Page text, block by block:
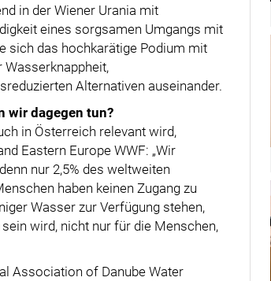
in der Wiener Urania mit
eines sorgsamen Umgangs mit
sich das hochkarätige Podium mit
Wasserknappheit,
Alternativen auseinander.
wir dagegen tun?
in Österreich relevant wird,
Eastern Europe WWF: „Wir
nur 2,5% des weltweiten
haben keinen Zugang zu
Wasser zur Verfügung stehen,
wird, nicht nur für die Menschen,
Association of Danube Water